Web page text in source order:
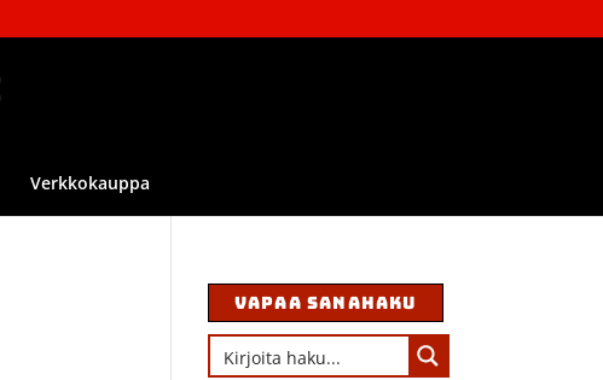
Verkkokauppa
VAPAA SANAHAKU